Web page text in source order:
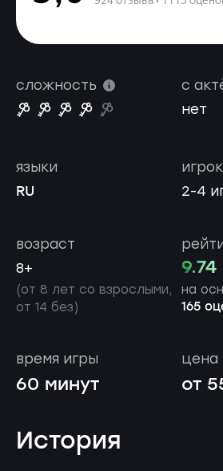
сложность
с
нет
2-4
языки
RU
возраст
8+
(от 8 лет со взрослыми,
от 14 без)
9.74
на
165
время игры
60 минут
цена
от
История